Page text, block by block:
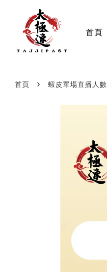
首頁
首頁 › 蝦皮單場直播人數